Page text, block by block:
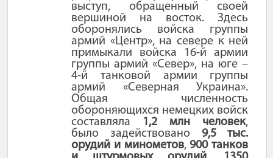
выступ, обращенный своей
вершиной на восток. Здесь
оборонялись войска группы
армий «Центр», на севере к ней
примыкали войска 16-й армии
группы армий «Север», на юге –
4-й танковой армии группы
армий «Северная Украина».
Общая численность
обороняющихся немецких войск
составляла 1,2 млн человек,
было задействовано 9,5 тыс.
орудий и минометов, 900 танков